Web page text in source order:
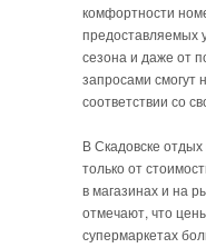
комфортности
предоставляемых
сезона и даже от
запросами смогут
соответствии со
В Скадовске
только от
в магазинах и на
отмечают, что
супермаркетах